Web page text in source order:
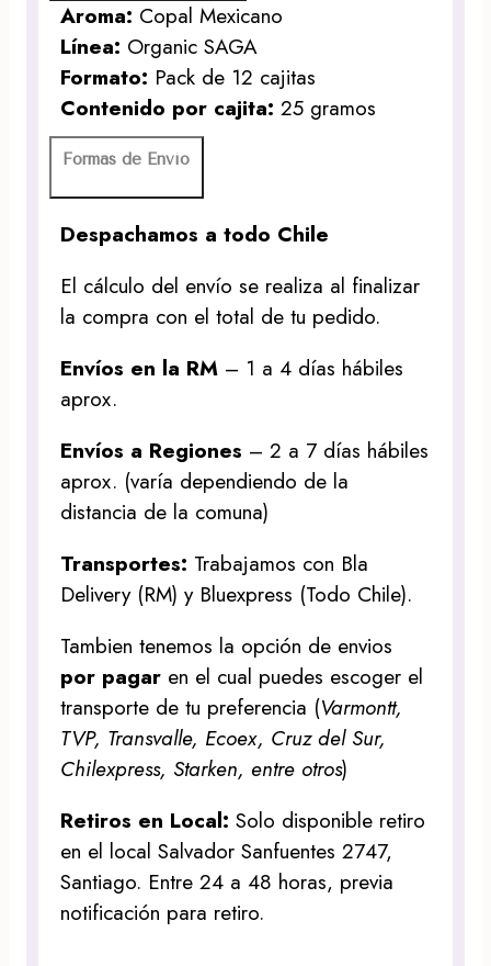
Aroma: Copal Mexicano
Línea: Organic SAGA
Formato: Pack de 12 cajitas
Contenido por cajita: 25 gramos
Formas de Envío
Despachamos a todo Chile
El cálculo del envío se realiza al finalizar
la compra con el total de tu pedido.
Envíos en la RM – 1 a 4 días hábiles
aprox.
Envíos a Regiones – 2 a 7 días hábiles
aprox. (varía dependiendo de la
distancia de la comuna)
Transportes: Trabajamos con Bla
Delivery (RM) y Bluexpress (Todo Chile).
Tambien tenemos la opción de envios
por pagar en el cual puedes escoger el
transporte de tu preferencia (Varmontt,
TVP, Transvalle, Ecoex, Cruz del Sur,
Chilexpress, Starken, entre otros)
Retiros en Local:Solo disponible retiro
en el local Salvador Sanfuentes 2747,
Santiago. Entre 24 a 48 horas, previa
notificación para retiro.